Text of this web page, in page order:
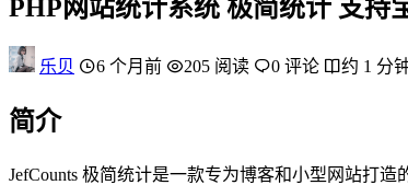
PHP网站统计系统 极简统计 支持
乐贝 6 个月前 205 阅读 0 评论 约 1 分
简介
JefCounts 极简统计是一款专为博客和小型网站打